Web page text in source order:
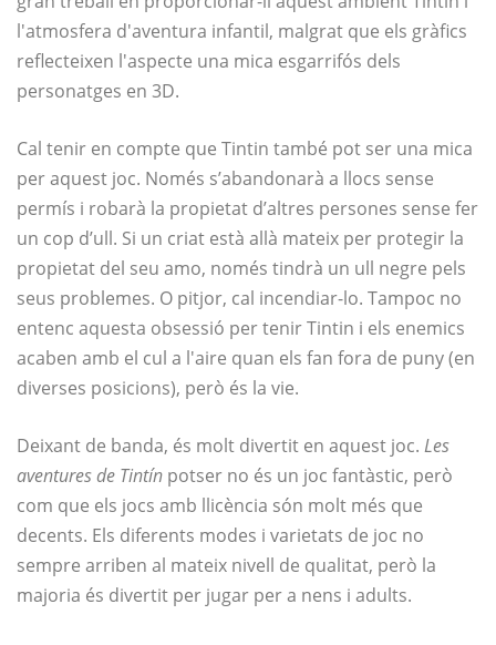
l'atmosfera d'aventura infantil, malgrat que els gràfics
reflecteixen l'aspecte una mica esgarrifós dels
personatges en 3D.
Cal tenir en compte que Tintin també pot ser una mica
per aquest joc. Només s’abandonarà a llocs sense
permís i robarà la propietat d’altres persones sense fer
un cop d’ull. Si un criat està allà mateix per protegir la
propietat del seu amo, només tindrà un ull negre pels
seus problemes. O pitjor, cal incendiar-lo. Tampoc no
entenc aquesta obsessió per tenir Tintin i els enemics
acaben amb el cul a l'aire quan els fan fora de puny (en
diverses posicions), però és la vie.
Deixant de banda, és molt divertit en aquest joc. Les
aventures de Tintín potser no és un joc fantàstic, però
com que els jocs amb llicència són molt més que
decents. Els diferents modes i varietats de joc no
sempre arriben al mateix nivell de qualitat, però la
majoria és divertit per jugar per a nens i adults.